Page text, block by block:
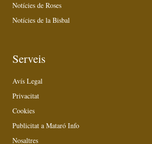
Notícies de Roses
Notícies de la Bisbal
Serveis
Avís Legal
Privacitat
Cookies
Publicitat a Mataró Info
Nosaltres